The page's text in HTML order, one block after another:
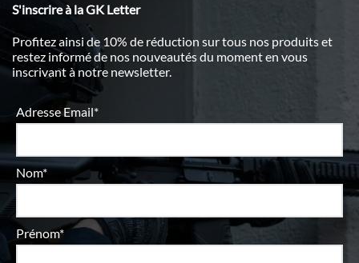
S'inscrire à la GK Letter
Profitez ainsi de 10% de réduction sur tous nos produits et
restez informé de nos nouveautés du moment en vous
inscrivant à notre newsletter.
Adresse Email*
Nom*
Prénom*